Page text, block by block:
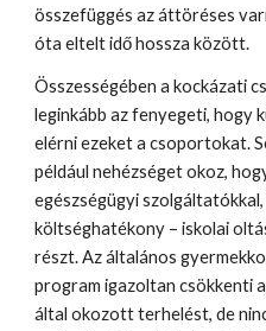
összefüggés az áttöréses
óta eltelt idő hossza között.
Összességében a kockázati
leginkább az fenyegeti, hogy
elérni ezeket a csoportokat.
például nehézséget okoz,
egészségügyi
költséghatékony – iskolai
részt. Az általános
program igazoltan csökkenti
által okozott terhelést, de